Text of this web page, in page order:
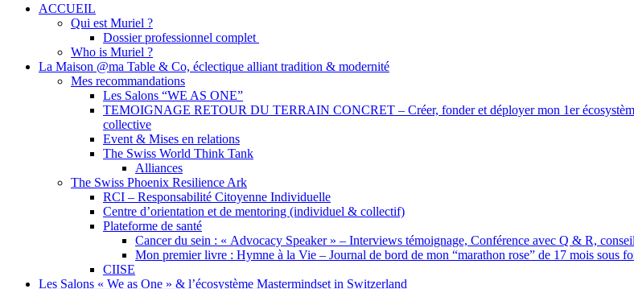
Close
ACCUEIL
Qui est Muriel ?
Dossier professionnel complet
Who is Muriel ?
La Maison @ma Table & Co, éclectique alliant tradition & modernité
Mes recommandations
Les Salons “WE AS ONE”
TEMOIGNAGE RETOUR DU TERRAIN CONCRET – Créer, fonder et déployer mon 1er
collective
Event & Mises en relations
The Swiss World Think Tank
Alliances
The Swiss Phoenix Resilience Ark
RCI – Responsabilité Citoyenne Individuelle
Centre d’orientation et de mentoring (individuel & collectif)
Plateforme de santé
Cancer du sein : « Advocacy Speaker » – Interviews témoignage, Conférence avec Q & R,
Mon premier livre : Hymne à la Vie – Journal de bord de mon “marathon rose” de 17 mois sous
CIISE
Les Salons « We as One » & l’écosystème Mastermindset in Switzerland